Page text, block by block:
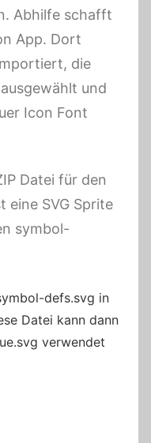
Abhilfe schafft
App. Dort
die
und
Icon Font
Datei für den
eine SVG Sprite
symbol-
defs.svg in
Datei kann dann
verwendet